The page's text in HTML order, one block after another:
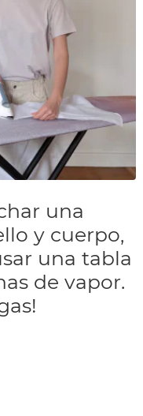
una
y cuerpo,
una tabla
de vapor.